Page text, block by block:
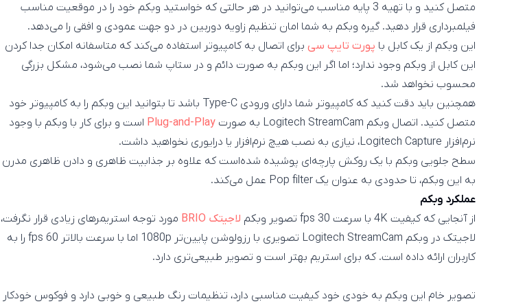
متصل کنید و با تهیه 3 پایه مناسب می‌توانید در هر حالتی که خواستید وبکم خود را در موقعیت مناسب
فیلمبرداری قرار دهید. گیره وبکم به شما امان تنظیم زاویه دوربین در دو جهت عمودی و افقی را می‌دهد.
این وبکم از یک کابل با پورت تایپ سی برای اتصال به کامپیوتر استفاده می‌کند که متاسفانه امکان جدا کردن
این کابل از وبکم وجود ندارد؛ اما اگر این وبکم به صورت دائم و در ستاپ شما نصب می‌شود، مشکل بزرگی
محسوب نخواهد شد.
همچنین باید دقت کنید که کامپیوتر شما دارای ورودی Type-C باشد تا بتوانید این وبکم را به کامپیوتر خود
متصل کنید. اتصال وبکم Logitech StreamCam به صورت
Plug-and-Play است و برای کار با وبکم با وجود
نرم‌افزار Logitech Capture، نیازی به نصب هیچ نرم‌افزار یا درایوری نخواهید داشت.
سطح جلویی وبکم با یک روکش پارچه‌ای پوشیده شده‌است که علاوه بر جذابیت ظاهری و دادن ظاهری مدرن
به این وبکم، تا حدودی به عنوان یک Pop filter عمل می‌کند.
عملکرد وبکم
از آنجایی که کیفیت 4K با سرعت 30 fps تصویر وبکم
لاجیتک BRIO
مورد توجه استریمرهای زیادی قرار نگرفت،
لاجیتک در وبکم Logitech StreamCam تصویری با رزولوشن پایین‌تر 1080p اما با سرعت بالاتر 60 fps را به
کاربران ارائه داده است. که برای استریم بهتر است و تصویر طبیعی‌تری دارد.
تصویر خام این وبکم به خودی خود کیفیت مناسبی دارد، تنظیمات رنگ طبیعی و خوبی دارد و فوکوس خودکار